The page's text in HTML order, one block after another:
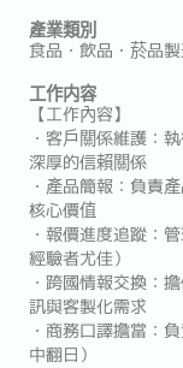
產業類別
食品・飲品・菸品
工作内容
【工作內容】
・客戶關係維護：
深厚的信賴關係
・產品簡報：負責
核心價值
・報價進度追蹤：
經驗者尤佳）
・跨國情報交換：
訊與客製化需求
・商務口譯擔當：
中翻日）